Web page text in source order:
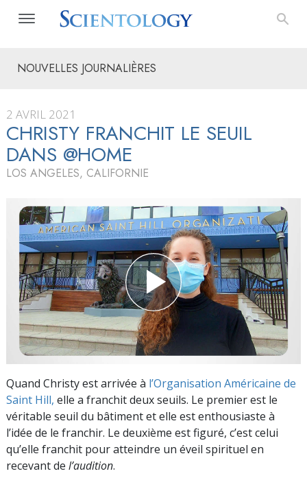
NOUVELLES JOURNALIÈRES
2 AVRIL 2021
CHRISTY FRANCHIT LE SEUIL
DANS @HOME
LOS ANGELES, CALIFORNIE
Quand Christy est arrivée à l’Organisation Américaine de
Saint Hill, elle a franchit deux seuils. Le premier est le
véritable seuil du bâtiment et elle est enthousiaste à
l’idée de le franchir. Le deuxième est figuré, c’est celui
qu’elle franchit pour atteindre un éveil spirituel en
recevant de l’audition.